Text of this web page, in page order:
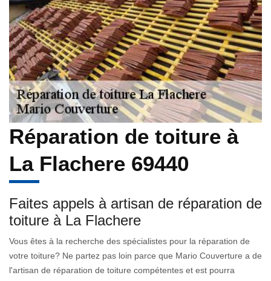
Réparation de toiture à
La Flachere 69440
Faites appels à artisan de réparation de
toiture à La Flachere
Vous êtes à la recherche des spécialistes pour la réparation de
votre toiture? Ne partez pas loin parce que Mario Couverture a de
l'artisan de réparation de toiture compétentes et est pourra